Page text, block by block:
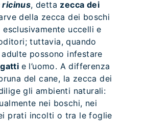
ricinus, detta zecca dei
della zecca dei boschi
uccelli e
tuttavia, quando
possono infestare
gatti e l’uomo. A differenza
del cane, la zecca dei
gli ambienti naturali:
nei boschi, nei
prati incolti o tra le foglie